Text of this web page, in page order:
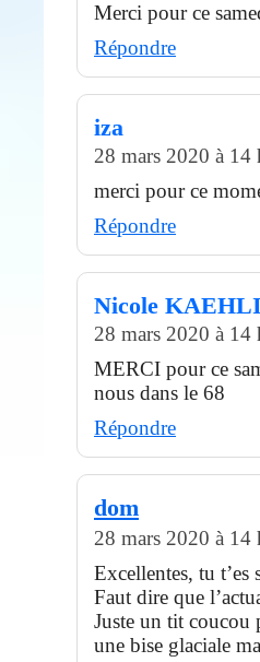
Merci pour ce
Répondre
iza
28 mars 2020 à 14
merci pour ce
Répondre
Nicole
28 mars 2020 à 14
MERCI pour ce
nous dans le 68
Répondre
dom
28 mars 2020 à 14
Excellentes, tu t’es
Faut dire que
Juste un tit coucou
une bise glaciale